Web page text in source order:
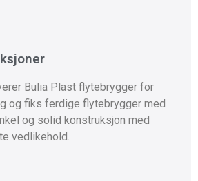
Bulia Plast flytebrygger for
og fiks ferdige flytebrygger med
og solid konstruksjon med
vedlikehold.
Bulia Plast flytebrygger for
og fiks ferdige flytebrygger med
vedlikehold.